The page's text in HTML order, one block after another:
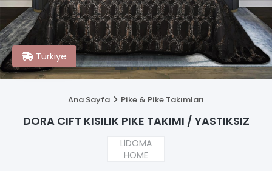
Türkiye
Ana Sayfa Pike & Pike Takımları
DORA CIFT KISILIK PIKE TAKIMI / YASTIKSIZ
LİDOMA
HOME